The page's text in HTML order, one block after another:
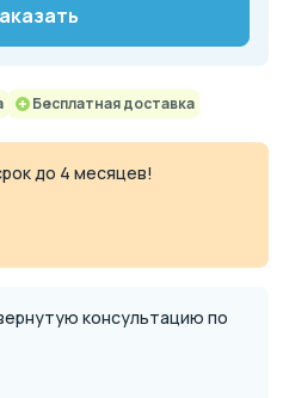
Бесплатная доставка
до 4 месяцев!
консультацию по